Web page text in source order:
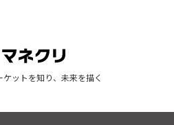
ットを知り、未来を描く